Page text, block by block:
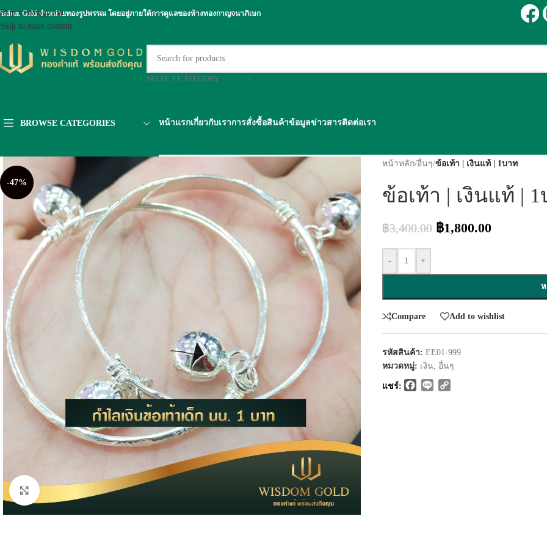
Skip to navigation
Skip to main content
Gold จำหน่ายทองรูปพรรณ โดยอยู่ภายใต้การดูแลของห้างทองกาญจนาภิเษก
SELECT CATEGORY
BROWSE CATEGORIES หน้าแรกเกี่ยวกับเราการสั่งซื้อสินค้าข้อมูลข่าวสารติดต่อเรา
-47%
หน้าหลัก/อื่นๆ/ข้อเท้า | เงินแท้ | 1บาท
ข้อเท้า | เงินแท้ |
฿3,400.00 ฿1,800.00
- +
ห
Compare Add to wishlist
รหัสสินค้า: EE01-999
หมวดหมู่: เงิน, อื่นๆ
แชร์: Facebook
Line